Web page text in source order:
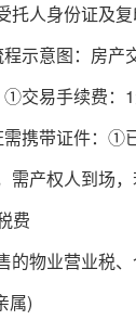
托人身份证及
程示意图：房
交易手续费： 1
需携带证件：①
需产权人到场
费
的物业营业税
属)